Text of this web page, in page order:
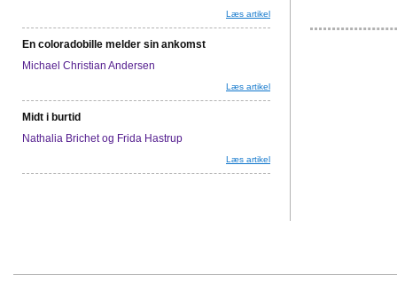
Læs artikel
En coloradobille melder sin ankomst
Michael Christian Andersen
Læs artikel
Midt i burtid
Nathalia Brichet og Frida Hastrup
Læs artikel